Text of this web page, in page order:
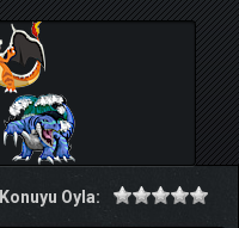
Konuyu Oyla: